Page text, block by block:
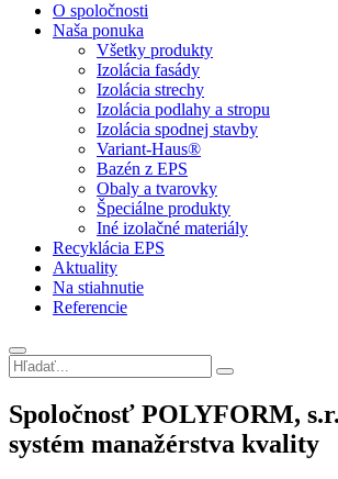
O spoločnosti
Naša ponuka
Všetky produkty
Izolácia fasády
Izolácia strechy
Izolácia podlahy a stropu
Izolácia spodnej stavby
Variant-Haus®
Bazén z EPS
Obaly a tvarovky
Špeciálne produkty
Iné izolačné materiály
Recyklácia EPS
Aktuality
Na stiahnutie
Referencie
Spoločnosť POLYFORM,
systém manažérstva kvality